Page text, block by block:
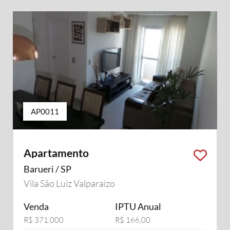
AP0011
Apartamento
Barueri / SP
Vila São Luiz Valparaízo
Venda
R$ 371.000
IPTU Anual
R$ 166,00